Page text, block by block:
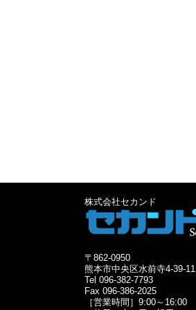
株式会社セカンド
〒862-0950
熊本市中央区水前寺4-39-11
Tel 096-382-7793
Fax 096-386-2025
［営業時間］9:00～16:00